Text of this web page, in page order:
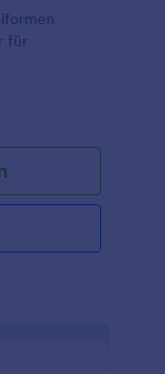
für